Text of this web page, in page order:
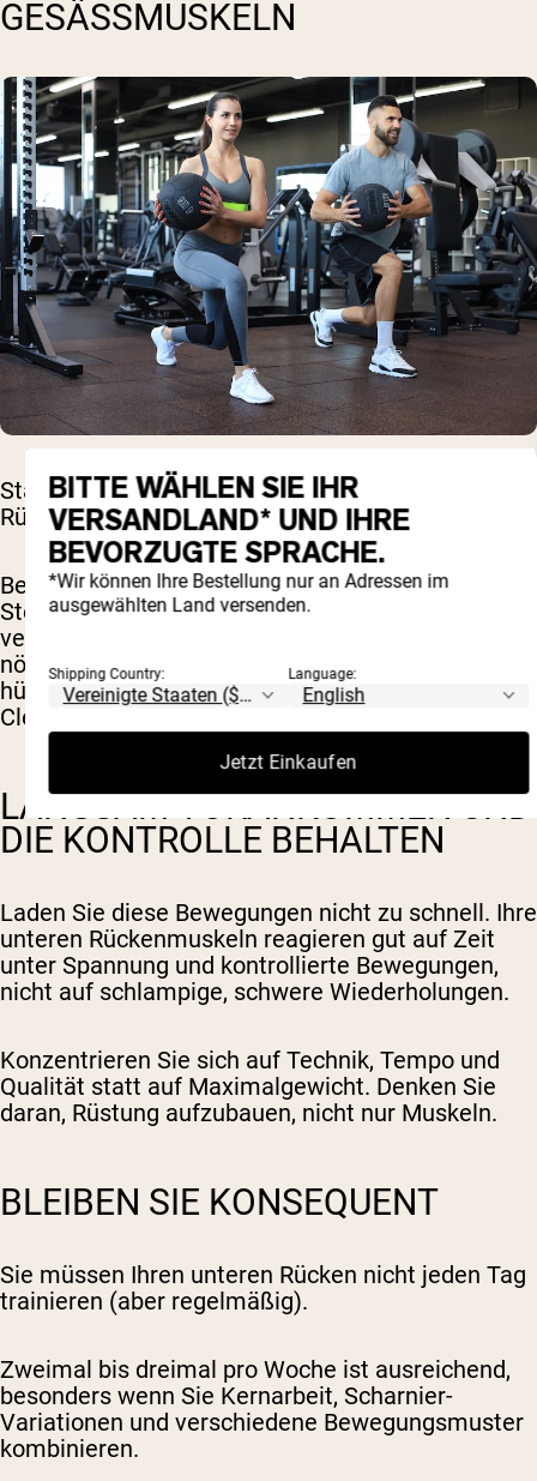
GESÄSSMUSKELN
Starke Gesäßmuskeln entlasten den unteren
Rücken.
Bewegungen wie Hüftstöße, Glute-Bridges und
Step-ups helfen, deine hintere Muskelkette zu
vervollständigen und deinem unteren Rücken die
nötige Unterstützung zu geben, besonders bei
hüftdominanten Übungen wie Kreuzheben und
Cleans.
LANGSAM VORANKOMMEN UND
DIE KONTROLLE BEHALTEN
Laden Sie diese Bewegungen nicht zu schnell. Ihre
unteren Rückenmuskeln reagieren gut auf Zeit
unter Spannung und kontrollierte Bewegungen,
nicht auf schlampige, schwere Wiederholungen.
Konzentrieren Sie sich auf Technik, Tempo und
Qualität statt auf Maximalgewicht. Denken Sie
daran, Rüstung aufzubauen, nicht nur Muskeln.
BLEIBEN SIE KONSEQUENT
Sie müssen Ihren unteren Rücken nicht jeden Tag
trainieren (aber regelmäßig).
Zweimal bis dreimal pro Woche ist ausreichend,
besonders wenn Sie Kernarbeit, Scharnier-
Variationen und verschiedene Bewegungsmuster
kombinieren.
BITTE WÄHLEN SIE IHR
VERSANDLAND* UND IHRE
BEVORZUGTE SPRACHE.
*Wir können Ihre Bestellung nur an Adressen im
ausgewählten Land versenden.
Shipping Country: Language:
Jetzt Einkaufen